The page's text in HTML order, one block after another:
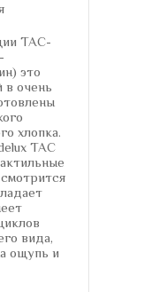
TAC-
это
в очень
хлопка.
TAC
вида,
ощупь и